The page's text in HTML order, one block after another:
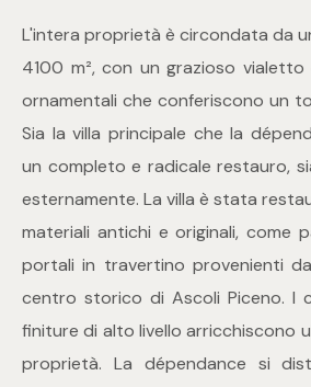
L'intera proprietà è circondata da
4100 m², con un grazioso
ornamentali che conferiscono un
Sia la villa principale che la
un completo e radicale restauro,
esternamente. La villa è stata
materiali antichi e originali, come
portali in travertino provenienti
centro storico di Ascoli Piceno. I
finiture di alto livello arricchiscono
proprietà. La dépendance si
5
5+
Qualsiasi
1
2